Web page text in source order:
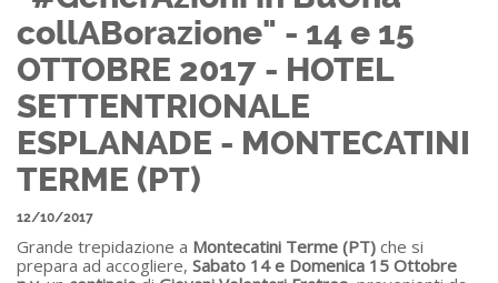
collABorazione" - 14 e 15
OTTOBRE 2017 - HOTEL
SETTENTRIONALE
ESPLANADE - MONTECATINI
TERME (PT)
12/10/2017
Grande trepidazione a Montecatini Terme (PT) che si
prepara ad accogliere, Sabato 14 e Domenica 15 Ottobre